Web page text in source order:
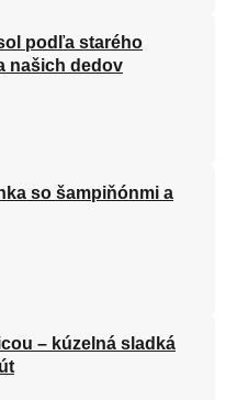
podľa starého
našich dedov
so šampiňónmi a
– kúzelná sladká